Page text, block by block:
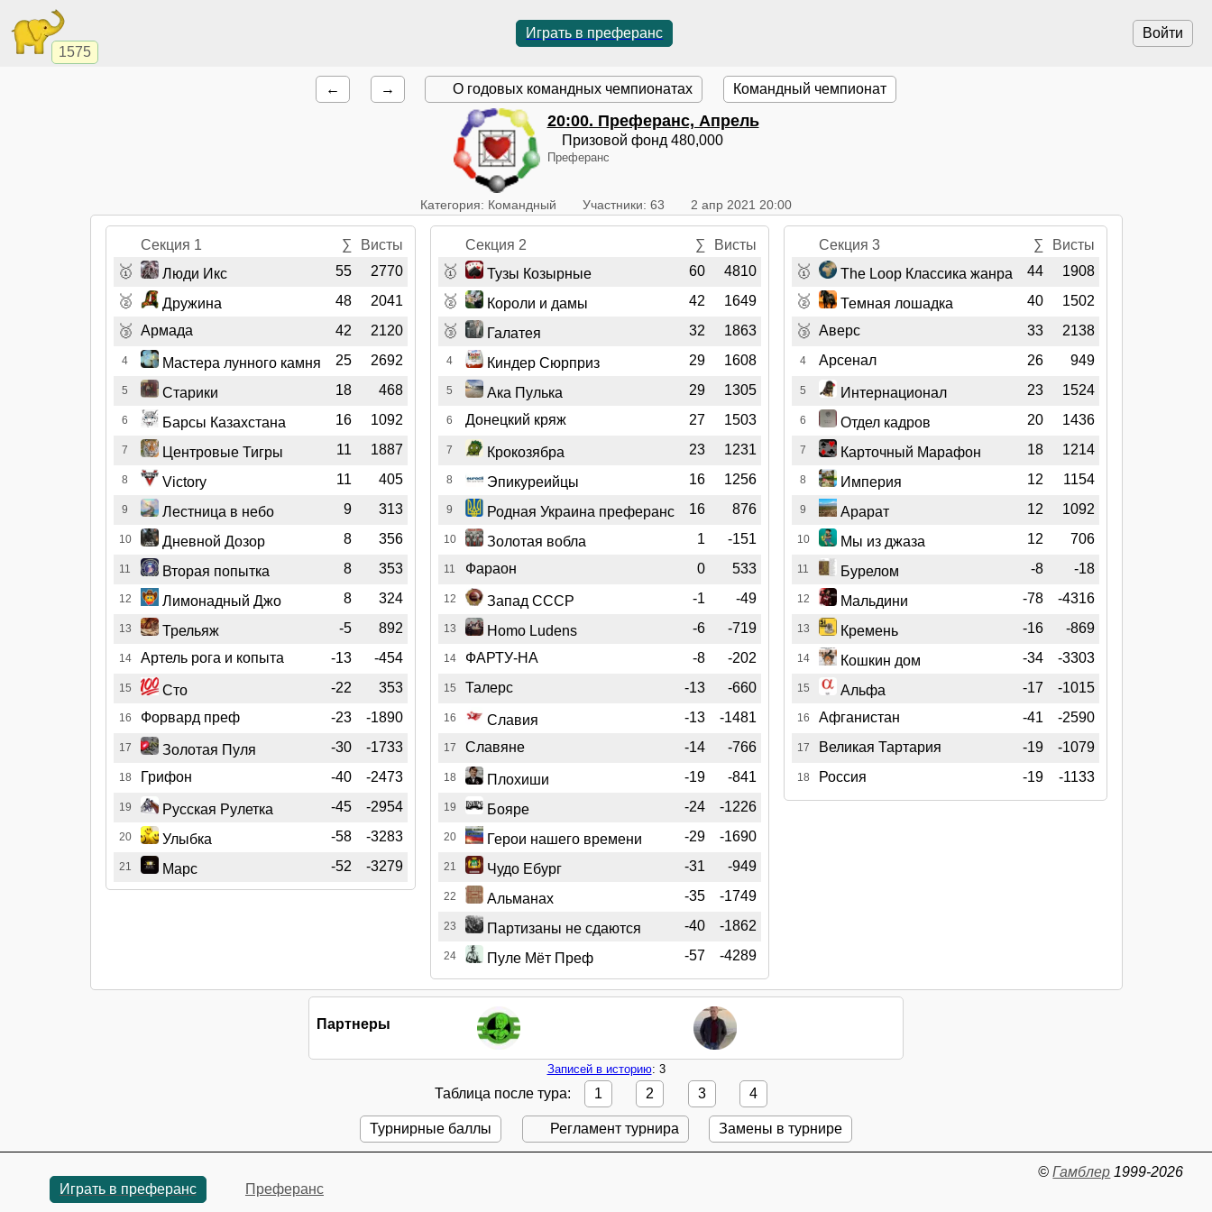
1575
Войти
Играть в преферанс
← → О годовых командных чемпионатах Командный чемпионат
20:00. Преферанс, Апрель
Призовой фонд 480,000
Преферанс
Категория: Командный Участники: 63 2 апр 2021 20:00
Секция 1 ∑ Висты
🥇 Люди Икс 55 2770
🥈 Дружина 48 2041
🥉 Армада 42 2120
4 Мастера лунного камня 25 2692
5 Старики 18 468
6 Барсы Казахстана 16 1092
7 Центровые Тигры 11 1887
8 Victory 11 405
9 Лестница в небо 9 313
10 Дневной Дозор 8 356
11 Вторая попытка 8 353
12 Лимонадный Джо 8 324
13 Трельяж -5 892
14 Артель рога и копыта -13 -454
15 Сто -22 353
16 Форвард преф -23 -1890
17 Золотая Пуля -30 -1733
18 Грифон -40 -2473
19 Русская Рулетка -45 -2954
20 Улыбка -58 -3283
21 Марс -52 -3279
Секция 2 ∑ Висты
🥇 Тузы Козырные 60 4810
🥈 Короли и дамы 42 1649
🥉 Галатея 32 1863
4 Киндер Сюрприз 29 1608
5 Ака Пулька 29 1305
6 Донецкий кряж 27 1503
7 Крокозябра 23 1231
8 Эпикуреийцы 16 1256
9 Родная Украина преферанс 16 876
10 Золотая вобла 1 -151
11 Фараон 0 533
12 Запад СССР -1 -49
13 Homo Ludens -6 -719
14 ФАРТУ-НА -8 -202
15 Талерс -13 -660
16 Славия -13 -1481
17 Славяне -14 -766
18 Плохиши -19 -841
19 Бояре -24 -1226
20 Герои нашего времени -29 -1690
21 Чудо Ебург -31 -949
22 Альманах -35 -1749
23 Партизаны не сдаются -40 -1862
24 Пуле Мёт Преф -57 -4289
Секция 3 ∑ Висты
🥇 The Loop Классика жанра 44 1908
🥈 Темная лошадка 40 1502
🥉 Аверс 33 2138
4 Арсенал 26 949
5 Интернационал 23 1524
6 Отдел кадров 20 1436
7 Карточный Марафон 18 1214
8 Империя 12 1154
9 Арарат 12 1092
10 Мы из джаза 12 706
11 Бурелом -8 -18
12 Мальдини -78 -4316
13 Кремень -16 -869
14 Кошкин дом -34 -3303
15 Альфа -17 -1015
16 Афганистан -41 -2590
17 Великая Тартария -19 -1079
18 Россия -19 -1133
Партнеры
Записей в историю: 3
Таблица после тура: 1 2 3 4
Турнирные баллы Регламент турнира Замены в турнире
Играть в преферанс Преферанс
©Гамблер 1999-2026